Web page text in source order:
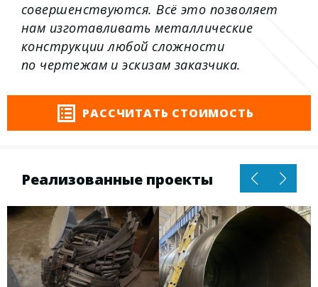
совершенствуются. Всё это позволяет
нам изготавливать металлические
конструкции любой сложности
по чертежам и эскизам заказчика.
РАССЧИТАТЬ СТОИМОСТЬ
Реализованные проекты